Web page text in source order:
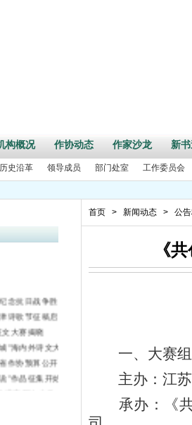
构概况 作协动态 作家沙龙 新
历史沿革 领导成员 部门处室 工作委员会
诗歌节征稿启事
文大赛揭晓
首页 > 新闻动态 > 公
《
一、大赛组
主办：江苏
承办：《共